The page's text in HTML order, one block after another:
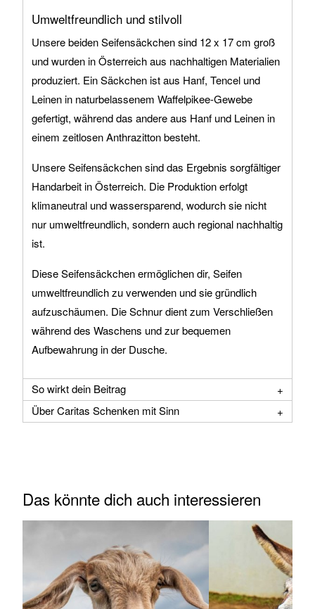
Umweltfreundlich und stilvoll
Unsere beiden Seifensäckchen sind 12 x 17 cm groß
und wurden in Österreich aus nachhaltigen Materialien
produziert. Ein Säckchen ist aus Hanf, Tencel und
Leinen in naturbelassenem Waffelpikee-Gewebe
gefertigt, während das andere aus Hanf und Leinen in
einem zeitlosen Anthrazitton besteht.
Unsere Seifensäckchen sind das Ergebnis sorgfältiger
Handarbeit in Österreich. Die Produktion erfolgt
klimaneutral und wassersparend, wodurch sie nicht
nur umweltfreundlich, sondern auch regional nachhaltig
ist.
Diese Seifensäckchen ermöglichen dir, Seifen
umweltfreundlich zu verwenden und sie gründlich
aufzuschäumen. Die Schnur dient zum Verschließen
während des Waschens und zur bequemen
Aufbewahrung in der Dusche.
So wirkt dein Beitrag
Über Caritas Schenken mit Sinn
Das könnte dich auch interessieren